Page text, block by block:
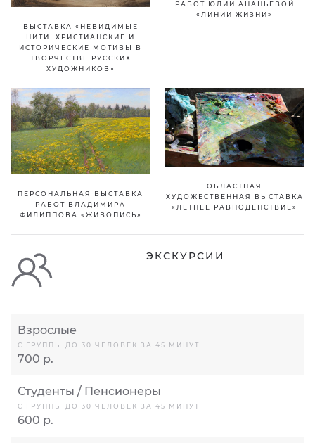
ВЫСТАВКА «НЕВИДИМЫЕ
НИТИ. ХРИСТИАНСКИЕ И
ИСТОРИЧЕСКИЕ МОТИВЫ В
ТВОРЧЕСТВЕ РУССКИХ
ХУДОЖНИКОВ»
РАБОТ ЮЛИИ АНАНЬЕВОЙ
«ЛИНИИ ЖИЗНИ»
ПЕРСОНАЛЬНАЯ ВЫСТАВКА
РАБОТ ВЛАДИМИРА
ФИЛИППОВА «ЖИВОПИСЬ»
ОБЛАСТНАЯ
ХУДОЖЕСТВЕННАЯ ВЫСТАВКА
«ЛЕТНЕЕ РАВНОДЕНСТВИЕ»
ЭКСКУРСИИ
Взрослые
С ГРУППЫ ДО 30 ЧЕЛОВЕК ЗА 45 МИНУТ
700 р.
Студенты / Пенсионеры
С ГРУППЫ ДО 30 ЧЕЛОВЕК ЗА 45 МИНУТ
600 р.